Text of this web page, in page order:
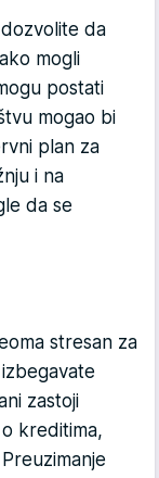
da
mogli
postati
mogao bi
plan za
i na
da se
stresan za
zastoji
kreditima,